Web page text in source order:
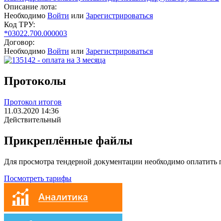
Описание лота:
Необходимо Войти или Зарегистрироваться
Код ТРУ:
*03022.700.000003
Договор:
Необходимо Войти или Зарегистрироваться
Протоколы
Протокол итогов
11.03.2020 14:36
Действительный
Прикреплённые файлы
Для просмотра тендерной документации необходимо оплатить
Посмотреть тарифы